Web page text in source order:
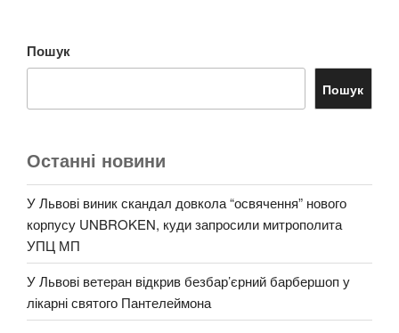
Пошук
Пошук
Останні новини
У Львові виник скандал довкола “освячення” нового
корпусу UNBROKEN, куди запросили митрополита
УПЦ МП
У Львові ветеран відкрив безбар’єрний барбершоп у
лікарні святого Пантелеймона